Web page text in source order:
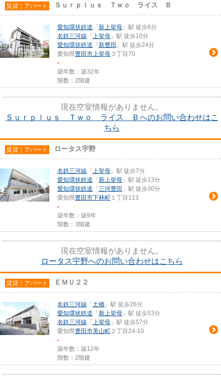
賃貸｜アパート Ｓｕｒｐｌｕｓ Ｔｗｏ ライス Ｂ
愛知環状鉄道 「 新上挙母 」駅 徒歩6分
名鉄三河線 「 上挙母 」駅 徒歩10分
愛知環状鉄道 「 新豊田 」駅 徒歩24分
愛知県豊田市上挙母 ３丁目70
-
築年数：築32年
階数：2階建
現在空室情報がありません。
Ｓｕｒｐｌｕｓ Ｔｗｏ ライス Ｂへのお問い合わせはこ
ちら
賃貸｜アパート ロータス宇野
名鉄三河線 「 上挙母 」駅 徒歩7分
愛知環状鉄道 「 新上挙母 」駅 徒歩13分
愛知環状鉄道 「 三河豊田 」駅 徒歩30分
愛知県豊田市下林町 １丁目113
-
築年数：築9年
階数：3階建
現在空室情報がありません。
ロータス宇野へのお問い合わせはこちら
賃貸｜アパート ＥＭＵ２２
名鉄三河線 「 土橋 」駅 徒歩26分
愛知環状鉄道 「 新上挙母 」駅 徒歩53分
名鉄三河線 「 上挙母 」駅 徒歩57分
愛知県豊田市美山町 ２丁目24-10
-
築年数：築12年
階数：2階建